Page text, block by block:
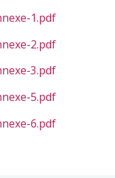
1.pdf
2.pdf
3.pdf
5.pdf
6.pdf